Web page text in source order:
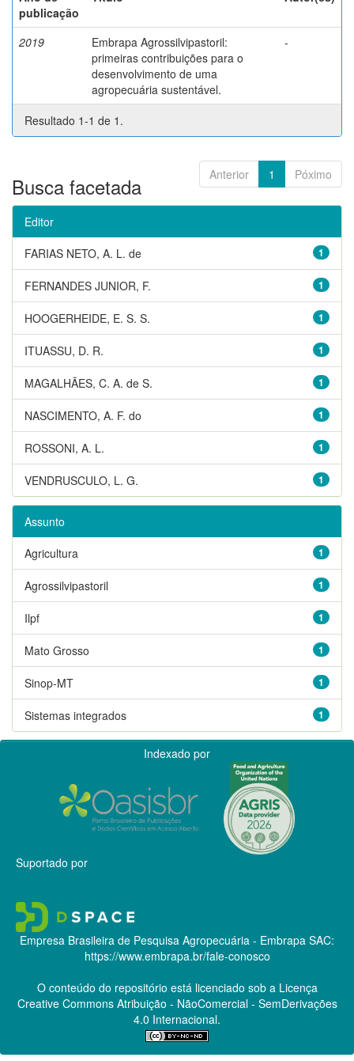
publicação
2019
Embrapa Agrossilvipastoril:
primeiras contribuições para o
desenvolvimento de uma
agropecuária sustentável.
-
Resultado 1-1 de 1.
Anterior 1 Póximo
Busca facetada
Editor
1
FARIAS NETO, A. L. de
1
FERNANDES JUNIOR, F.
1
HOOGERHEIDE, E. S. S.
1
ITUASSU, D. R.
1
MAGALHÃES, C. A. de S.
1
NASCIMENTO, A. F. do
1
ROSSONI, A. L.
1
VENDRUSCULO, L. G.
Assunto
1
Agricultura
1
Agrossilvipastoril
1
Ilpf
1
Mato Grosso
1
Sinop-MT
1
Sistemas integrados
Indexado por
Suportado por
Empresa Brasileira de Pesquisa Agropecuária - Embrapa SAC:
https://www.embrapa.br/fale-conosco
O conteúdo do repositório está licenciado sob a Licença
Creative CommonsAtribuição - NãoComercial - SemDerivações
4.0 Internacional.